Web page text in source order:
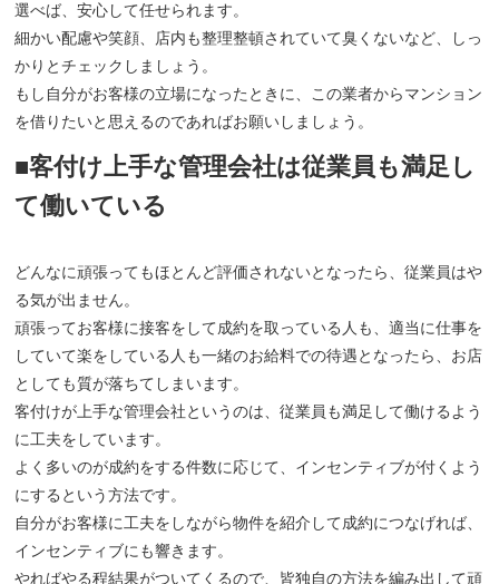
選べば、安心して任せられます。
細かい配慮や笑顔、店内も整理整頓されていて臭くないなど、しっ
かりとチェックしましょう。
もし自分がお客様の立場になったときに、この業者からマンション
を借りたいと思えるのであればお願いしましょう。
■客付け上手な管理会社は従業員も満足し
て働いている
どんなに頑張ってもほとんど評価されないとなったら、従業員はや
る気が出ません。
頑張ってお客様に接客をして成約を取っている人も、適当に仕事を
していて楽をしている人も一緒のお給料での待遇となったら、お店
としても質が落ちてしまいます。
客付けが上手な管理会社というのは、従業員も満足して働けるよう
に工夫をしています。
よく多いのが成約をする件数に応じて、インセンティブが付くよう
にするという方法です。
自分がお客様に工夫をしながら物件を紹介して成約につなげれば、
インセンティブにも響きます。
やればやる程結果がついてくるので、皆独自の方法を編み出して頑